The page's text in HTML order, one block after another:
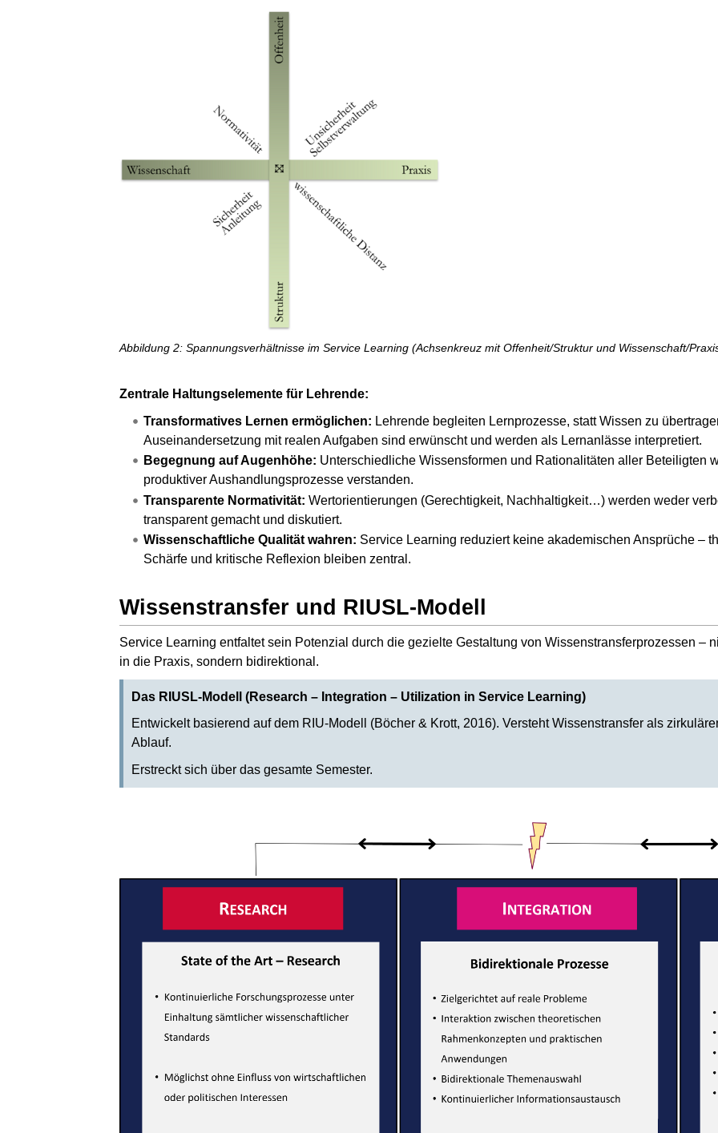
Abbildung 2: Spannungsverhältnisse im Service Learning (Achsenkreuz mit Offenheit/Struktur und Wissenschaft/
Zentrale Haltungselemente für Lehrende:
Transformatives Lernen ermöglichen: Lehrende begleiten Lernprozesse, statt Wissen zu
Auseinandersetzung mit realen Aufgaben sind erwünscht und werden als Lernanlässe interpretiert.
Begegnung auf Augenhöhe: Unterschiedliche Wissensformen und Rationalitäten aller Beteiligten
produktiver Aushandlungsprozesse verstanden.
Transparente Normativität: Wertorientierungen (Gerechtigkeit, Nachhaltigkeit…) werden weder
transparent gemacht und diskutiert.
Wissenschaftliche Qualität wahren: Service Learning reduziert keine akademischen Ansprüche –
Schärfe und kritische Reflexion bleiben zentral.
Wissenstransfer und RIUSL-Modell
Service Learning entfaltet sein Potenzial durch die gezielte Gestaltung von Wissenstransferprozessen –
in die Praxis, sondern bidirektional.
Das RIUSL-Modell (Research – Integration – Utilization in Service Learning)
Entwickelt basierend auf dem RIU-Modell (Böcher & Krott, 2016). Versteht Wissenstransfer als
Ablauf.
Erstreckt sich über das gesamte Semester.